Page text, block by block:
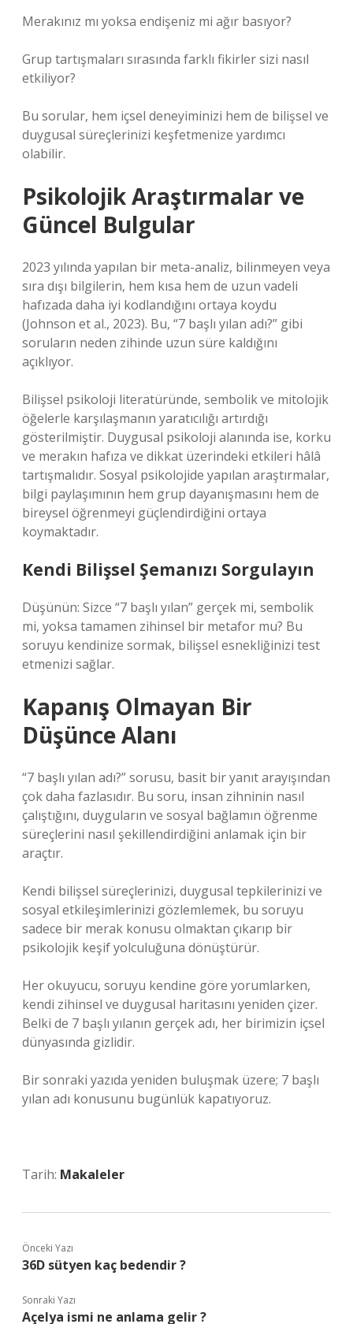
Merakınız mı yoksa endişeniz mi ağır basıyor?
Grup tartışmaları sırasında farklı fikirler sizi nasıl
etkiliyor?
Bu sorular, hem içsel deneyiminizi hem de bilişsel ve
duygusal süreçlerinizi keşfetmenize yardımcı
olabilir.
Psikolojik Araştırmalar ve
Güncel Bulgular
2023 yılında yapılan bir meta-analiz, bilinmeyen veya
sıra dışı bilgilerin, hem kısa hem de uzun vadeli
hafızada daha iyi kodlandığını ortaya koydu
(Johnson et al., 2023). Bu, “7 başlı yılan adı?” gibi
soruların neden zihinde uzun süre kaldığını
açıklıyor.
Bilişsel psikoloji literatüründe, sembolik ve mitolojik
öğelerle karşılaşmanın yaratıcılığı artırdığı
gösterilmiştir. Duygusal psikoloji alanında ise, korku
ve merakın hafıza ve dikkat üzerindeki etkileri hâlâ
tartışmalıdır. Sosyal psikolojide yapılan araştırmalar,
bilgi paylaşımının hem grup dayanışmasını hem de
bireysel öğrenmeyi güçlendirdiğini ortaya
koymaktadır.
Kendi Bilişsel Şemanızı Sorgulayın
Düşünün: Sizce “7 başlı yılan” gerçek mi, sembolik
mi, yoksa tamamen zihinsel bir metafor mu? Bu
soruyu kendinize sormak, bilişsel esnekliğinizi test
etmenizi sağlar.
Kapanış Olmayan Bir
Düşünce Alanı
“7 başlı yılan adı?” sorusu, basit bir yanıt arayışından
çok daha fazlasıdır. Bu soru, insan zihninin nasıl
çalıştığını, duyguların ve sosyal bağlamın öğrenme
süreçlerini nasıl şekillendirdiğini anlamak için bir
araçtır.
Kendi bilişsel süreçlerinizi, duygusal tepkilerinizi ve
sosyal etkileşimlerinizi gözlemlemek, bu soruyu
sadece bir merak konusu olmaktan çıkarıp bir
psikolojik keşif yolculuğuna dönüştürür.
Her okuyucu, soruyu kendine göre yorumlarken,
kendi zihinsel ve duygusal haritasını yeniden çizer.
Belki de 7 başlı yılanın gerçek adı, her birimizin içsel
dünyasında gizlidir.
Bir sonraki yazıda yeniden buluşmak üzere; 7 başlı
yılan adı konusunu bugünlük kapatıyoruz.
Tarih: Makaleler
Önceki Yazı
36D sütyen kaç bedendir ?
Sonraki Yazı
Açelya ismi ne anlama gelir ?